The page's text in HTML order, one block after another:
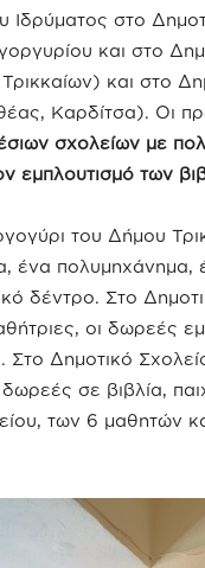
Ιδρύματος στο
και στο
και στο
Καρδίτσα). Οι
σχολείων με
εμπλουτισμό των
του Δήμου
ένα πολυμηχάνημα,
δέντρο. Στο
οι δωρεές
Στο Δημοτικό
σε βιβλία,
των 6 μαθητών